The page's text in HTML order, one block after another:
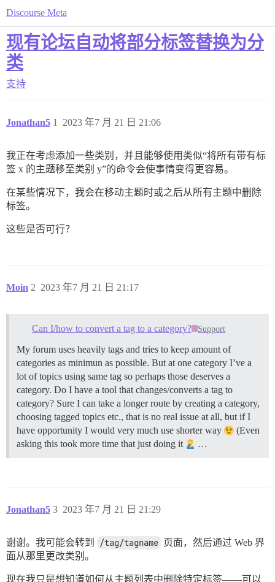
Discourse Meta
现有论坛自动将部分标签替换为分
类
支持
Jonathan5 2023 年7 月 21 日 21:06
1
我正在考虑添加一些类别，并且能够使用类似“将所有带有标
签 x 的主题移至类别 y”的命令会使事情变得更容易。
在某些情况下，我会在移动主题时或之后从所有主题中删除
标签。
这些是否可行？
Moin 2023 年7 月 21 日 21:17
2
Can I/how to convert a tag to a category? Support
My forum uses heavily tags and tries to keep amount of
categories as minimun as possible. But at one category I’ve a
lot of topics using same tag so perhaps those deserves a
category. Do I have a tool that changes/converts a tag to
category? Sure I can take a longer route by creating a category,
choosing tagged topics etc., that is no real issue at all, but if I
have opportunity I would very much use shorter way
(Even
asking this took more time that just doing it
…
Jonathan5 2023 年7 月 21 日 21:29
3
谢谢。我可能会转到 /tag/tagname 页面，然后通过 Web 界
面从那里更改类别。
现在我只是想知道如何从主题列表中删除特定标签——可以